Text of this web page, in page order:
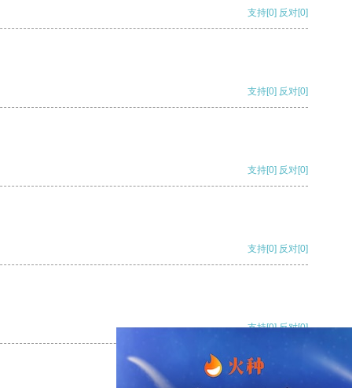
支持[0] 反对[0]
支持[0] 反对[0]
支持[0] 反对[0]
支持[0] 反对[0]
支持[0] 反对[0]